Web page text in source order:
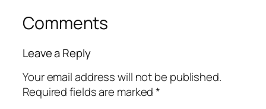
Comments
Leave a Reply
Your email address will not be published.
Required fields are marked*